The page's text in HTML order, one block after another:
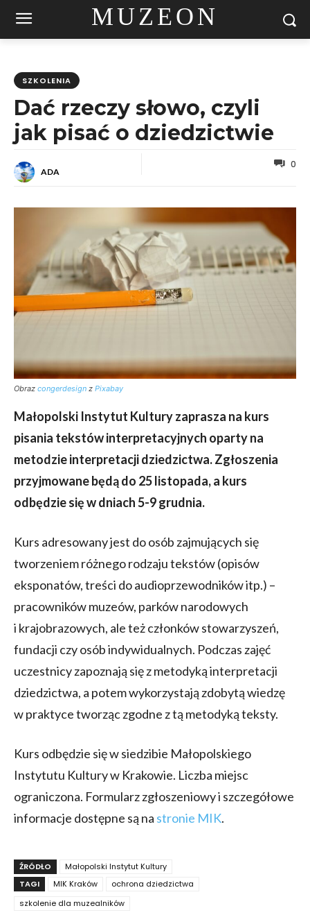
MUZEON
SZKOLENIA
Dać rzeczy słowo, czyli
jak pisać o dziedzictwie
ADA
0
Obraz congerdesign z Pixabay
Małopolski Instytut Kultury zaprasza na kurs
pisania tekstów interpretacyjnych oparty na
metodzie interpretacji dziedzictwa. Zgłoszenia
przyjmowane będą do 25 listopada, a kurs
odbędzie się w dniach 5-9 grudnia.
Kurs adresowany jest do osób zajmujących się
tworzeniem różnego rodzaju tekstów (opisów
eksponatów, treści do audioprzewodników itp.) –
pracowników muzeów, parków narodowych
i krajobrazowych, ale też członków stowarzyszeń,
fundacji czy osób indywidualnych. Podczas zajęć
uczestnicy zapoznają się z metodyką interpretacji
dziedzictwa, a potem wykorzystają zdobytą wiedzę
w praktyce tworząc zgodne z tą metodyką teksty.
Kurs odbędzie się w siedzibie Małopolskiego
Instytutu Kultury w Krakowie. Liczba miejsc
ograniczona. Formularz zgłoszeniowy i szczegółowe
informacje dostępne są na stronie MIK.
ŹRÓDŁO
Małopolski Instytut Kultury
TAGI
MIK Kraków
ochrona dziedzictwa
szkolenie dla muzealników